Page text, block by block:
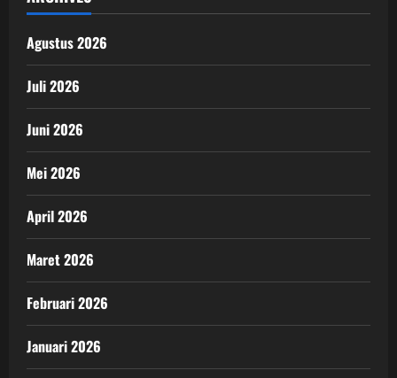
Agustus 2026
Juli 2026
Juni 2026
Mei 2026
April 2026
Maret 2026
Februari 2026
Januari 2026